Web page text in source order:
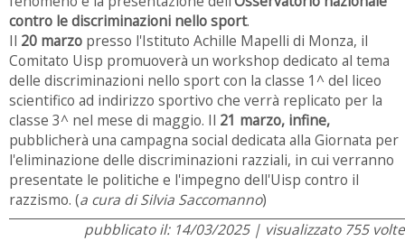
contro le discriminazioni nello sport.
Il 20 marzo presso l'Istituto Achille Mapelli di Monza, il
Comitato Uisp promuoverà un workshop dedicato al tema
delle discriminazioni nello sport con la classe 1^ del liceo
scientifico ad indirizzo sportivo che verrà replicato per la
classe 3^ nel mese di maggio. Il 21 marzo, infine,
pubblicherà una campagna social dedicata alla Giornata per
l'eliminazione delle discriminazioni razziali, in cui verranno
presentate le politiche e l'impegno dell'Uisp contro il
razzismo. (a cura di Silvia Saccomanno)
pubblicato il: 14/03/2025 | visualizzato 755 volte